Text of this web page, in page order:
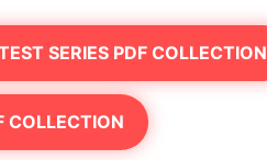
SERIES PDF COLLECTION
COLLECTION